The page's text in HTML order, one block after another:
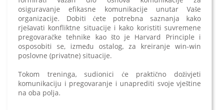
osiguravanje efikasne komunikacije unutar Vaše
organizacije. Dobiti ćete potrebna saznanja kako
rješavati konfliktne situacije i kako koristiti suvremene
pregovaračke tehnike kao što je Harvard Principle i
osposobiti se, između ostalog, za kreiranje win-win
poslovne (privatne) situacije.
Tokom treninga, sudionici će praktično doživjeti
komunikaciju i pregovaranje i unaprediti svoje vještine
na oba polja.